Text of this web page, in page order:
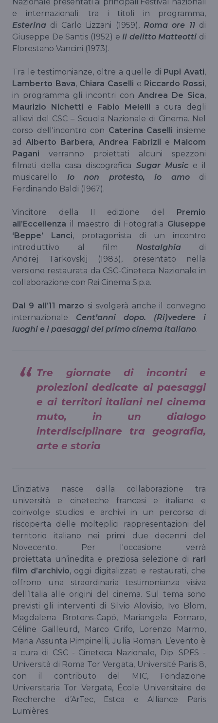
e internazionali: tra i titoli in programma,
Esterina di Carlo Lizzani (1959), Roma ore 11di
Giuseppe De Santis (1952) e Il delitto Matteotti di
Florestano Vancini (1973).
Tra le testimonianze, oltre a quelle di Pupi Avati,
Lamberto Bava, Chiara Caselli e Riccardo Rossi,
in programma gli incontri con Andrea De Sica,
Maurizio Nichetti e Fabio Melelli a cura degli
allievi del CSC – Scuola Nazionale di Cinema. Nel
corso dell'incontro con Caterina Caselli insieme
adAlberto Barbera, Andrea Fabrizii e Malcom
Pagani verranno proiettati alcuni spezzoni
filmati della casa discografica Sugar Musice il
musicarello Io non protesto, io amodi
Ferdinando Baldi (1967).
Vincitore della II edizione del Premio
all’Eccellenza il maestro di Fotografia Giuseppe
‘Beppe’ Lanci, protagonista di un incontro
introduttivo al film Nostalghiadi
Andrej Tarkovskij (1983), presentato nella
versione restaurata da CSC-Cineteca Nazionale in
collaborazione con Rai Cinema S.p.a.
Dal 9 all’11 marzo si svolgerà anche il convegno
internazionale Cent’anni dopo. (Ri)vedere i
luoghi e i paesaggi del primo cinema italiano.
Tre giornate di incontri e
proiezioni dedicate ai paesaggi
e ai territori italiani nel cinema
muto, in un dialogo
interdisciplinare tra geografia,
arte e storia
L’iniziativa nasce dalla collaborazione tra
università e cineteche francesi e italiane e
coinvolge studiosi e archivi in un percorso di
riscoperta delle molteplici rappresentazioni del
territorio italiano nei primi due decenni del
Novecento. Per l'occasione verrà
proiettata un’inedita e preziosa selezione di rari
film d’archivio, oggi digitalizzati e restaurati, che
offrono una straordinaria testimonianza visiva
dell’Italia alle origini del cinema. Sul tema sono
previsti gli interventi di Silvio Alovisio, Ivo Blom,
Magdalena Brotons-Capó, Mariangela Fornaro,
Céline Gailleurd, Marco Grifo, Lorenzo Marmo,
Maria Assunta Pimpinelli, Julia Roman. L’evento è
a cura di CSC - Cineteca Nazionale, Dip. SPFS -
Università di Roma Tor Vergata, Université Paris 8,
con il contributo del MIC, Fondazione
Universitaria Tor Vergata, École Universitaire de
Recherche d’ArTec, Estca e Alliance Paris
Lumières.